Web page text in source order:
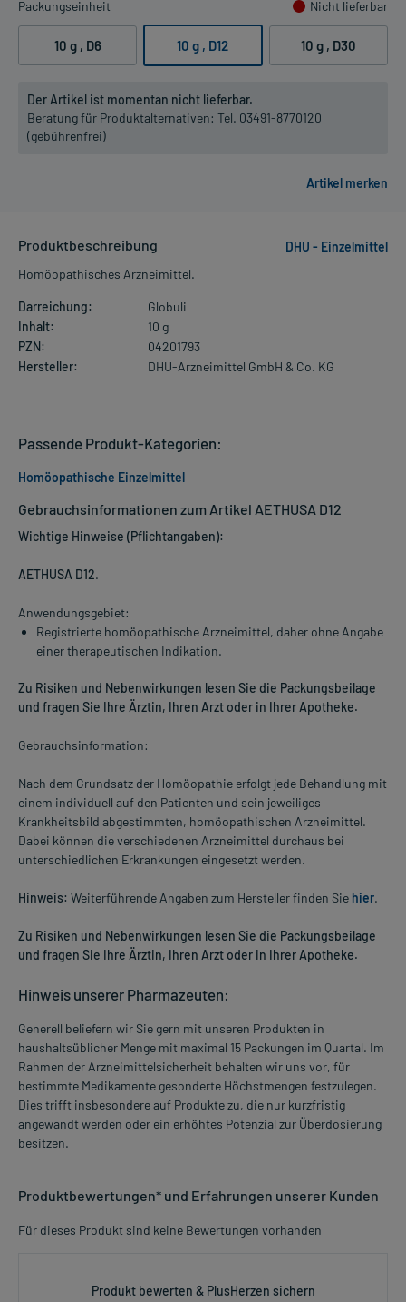
Packungseinheit Nicht lieferbar
10 g , D6 10 g , D12 10 g , D30
Der Artikel ist momentan nicht lieferbar.
Beratung für Produktalternativen: Tel. 03491-8770120
(gebührenfrei)
Produktbeschreibung
DHU - Einzelmittel
Homöopathisches Arzneimittel.
Darreichung:
Globuli
Inhalt:
10 g
PZN:
04201793
Hersteller:
DHU-Arzneimittel GmbH & Co. KG
Gebrauchsinformationen zum Artikel AETHUSA D12
Wichtige Hinweise (Pflichtangaben):
AETHUSA D12.
Anwendungsgebiet:
Registrierte homöopathische Arzneimittel, daher ohne Angabe
einer therapeutischen Indikation.
Zu Risiken und Nebenwirkungen lesen Sie die Packungsbeilage
und fragen Sie Ihre Ärztin, Ihren Arzt oder in Ihrer Apotheke.
Gebrauchsinformation:
Nach dem Grundsatz der Homöopathie erfolgt jede Behandlung mit
einem individuell auf den Patienten und sein jeweiliges
Krankheitsbild abgestimmten, homöopathischen Arzneimittel.
Dabei können die verschiedenen Arzneimittel durchaus bei
unterschiedlichen Erkrankungen eingesetzt werden.
Hinweis: Weiterführende Angaben zum Hersteller finden Sie hier.
Zu Risiken und Nebenwirkungen lesen Sie die Packungsbeilage
und fragen Sie Ihre Ärztin, Ihren Arzt oder in Ihrer Apotheke.
Hinweis unserer Pharmazeuten:
Generell beliefern wir Sie gern mit unseren Produkten in
haushaltsüblicher Menge mit maximal 15 Packungen im Quartal. Im
Rahmen der Arzneimittelsicherheit behalten wir uns vor, für
bestimmte Medikamente gesonderte Höchstmengen festzulegen.
Dies trifft insbesondere auf Produkte zu, die nur kurzfristig
angewandt werden oder ein erhöhtes Potenzial zur Überdosierung
besitzen.
Produktbewertungen* und Erfahrungen unserer Kunden
Für dieses Produkt sind keine Bewertungen vorhanden
Produkt bewerten & PlusHerzen sichern
Passende Produkt-Kategorien:
Homöopathische Einzelmittel